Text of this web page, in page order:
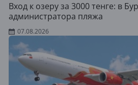
Вход к озеру за 3000 тенге: в
администратора пляжа
07.08.2026